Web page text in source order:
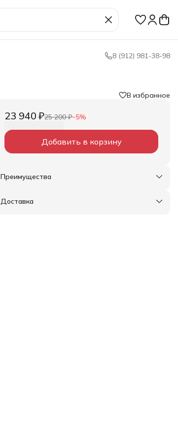
8 (912) 981-38-98
В избранное
23 940 ₽25 200 ₽−5%
Добавить в корзину
Преимущества
Оплата частями в Сплит
Удобный возврат
Доставка